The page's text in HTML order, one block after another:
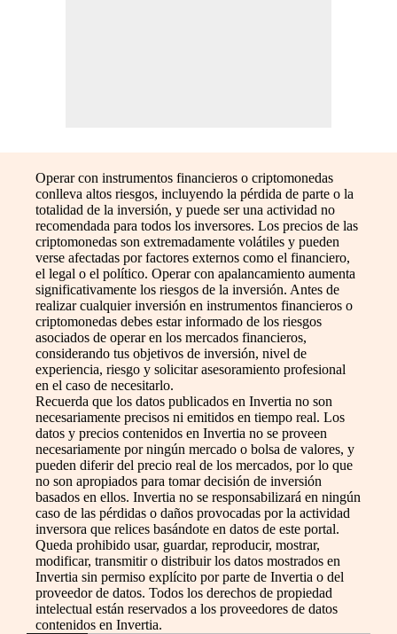
Operar con instrumentos financieros o criptomonedas
conlleva altos riesgos, incluyendo la pérdida de parte o la
totalidad de la inversión, y puede ser una actividad no
recomendada para todos los inversores. Los precios de las
criptomonedas son extremadamente volátiles y pueden
verse afectadas por factores externos como el financiero,
el legal o el político. Operar con apalancamiento aumenta
significativamente los riesgos de la inversión. Antes de
realizar cualquier inversión en instrumentos financieros o
criptomonedas debes estar informado de los riesgos
asociados de operar en los mercados financieros,
considerando tus objetivos de inversión, nivel de
experiencia, riesgo y solicitar asesoramiento profesional
en el caso de necesitarlo.
Recuerda que los datos publicados en Invertia no son
necesariamente precisos ni emitidos en tiempo real. Los
datos y precios contenidos en Invertia no se proveen
necesariamente por ningún mercado o bolsa de valores, y
pueden diferir del precio real de los mercados, por lo que
no son apropiados para tomar decisión de inversión
basados en ellos. Invertia no se responsabilizará en ningún
caso de las pérdidas o daños provocadas por la actividad
inversora que relices basándote en datos de este portal.
Queda prohibido usar, guardar, reproducir, mostrar,
modificar, transmitir o distribuir los datos mostrados en
Invertia sin permiso explícito por parte de Invertia o del
proveedor de datos. Todos los derechos de propiedad
intelectual están reservados a los proveedores de datos
contenidos en Invertia.